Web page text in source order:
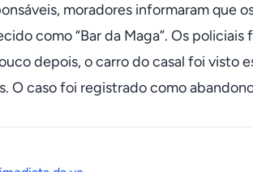
moradores informaram que
como “Bar da Maga”. Os
depois, o carro do casal foi visto
O caso foi registrado como